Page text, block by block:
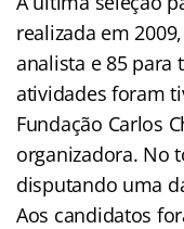
realizada em
analista e 85 para
atividades foram
Fundação Carlos
organizadora. No
disputando uma
Aos candidatos